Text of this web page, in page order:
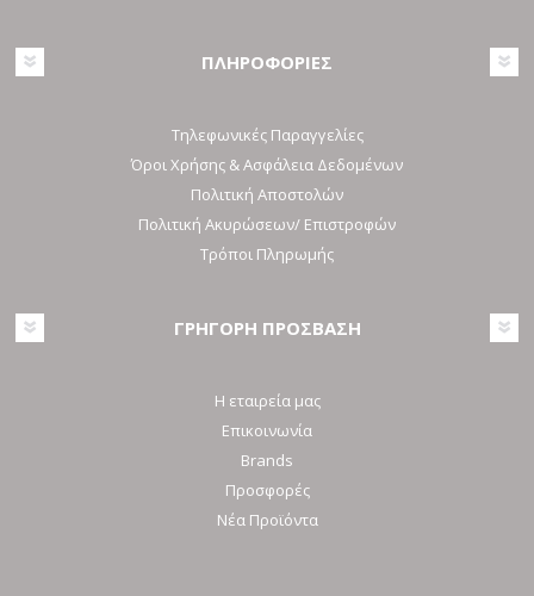
ΠΛΗΡΟΦΟΡΙΕΣ
Τηλεφωνικές Παραγγελίες
Όροι Χρήσης & Ασφάλεια Δεδομένων
Πολιτική Αποστολών
Πολιτική Ακυρώσεων/ Επιστροφών
Τρόποι Πληρωμής
ΓΡΗΓΟΡΗ ΠΡΟΣΒΑΣΗ
Η εταιρεία μας
Επικοινωνία
Brands
Προσφορές
Νέα Προϊόντα